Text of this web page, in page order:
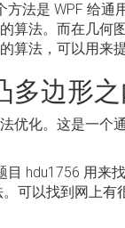
法是 WPF 给
算法。而在几何
算法，可以用来
多边形
优化。这是一个
目 hdu1756 用来
可以找到网上